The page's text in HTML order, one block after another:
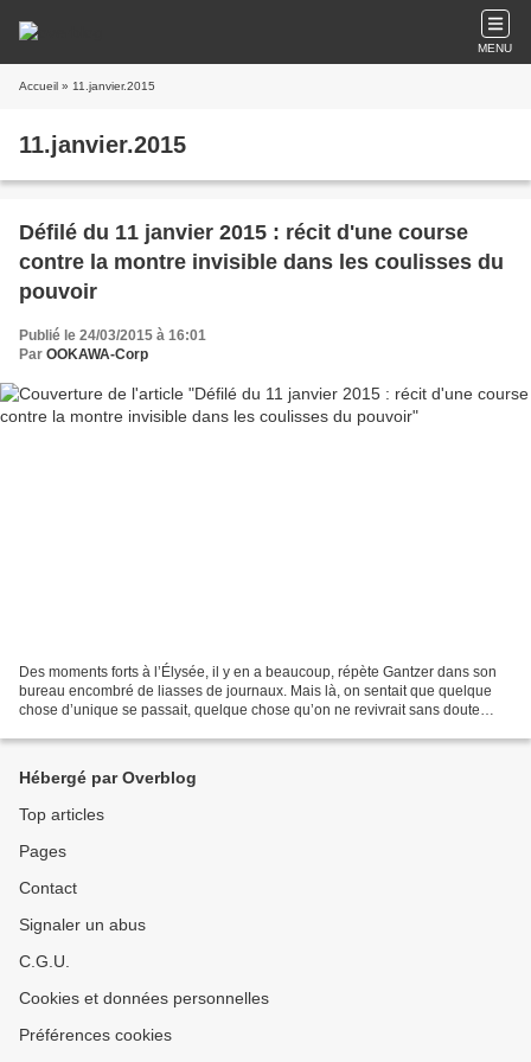
MENU
Accueil » 11.janvier.2015
11.janvier.2015
Défilé du 11 janvier 2015 : récit d'une course
contre la montre invisible dans les coulisses du
pouvoir
Publié le 24/03/2015 à 16:01
Par OOKAWA-Corp
Des moments forts à l’Élysée, il y en a beaucoup, répète Gantzer dans son
bureau encombré de liasses de journaux. Mais là, on sentait que quelque
chose d’unique se passait, quelque chose qu’on ne revivrait sans doute
Hébergé par Overblog
Top articles
Pages
Contact
Signaler un abus
C.G.U.
Cookies et données personnelles
Préférences cookies